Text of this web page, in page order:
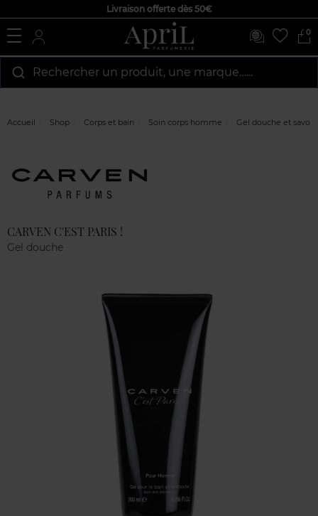
Livraison offerte dès 50€
0
Rechercher un produit, une marque…...
Accueil Shop Corps et bain Soin corps homme Gel douche et savon
CARVEN C'EST PARIS !
Gel douche